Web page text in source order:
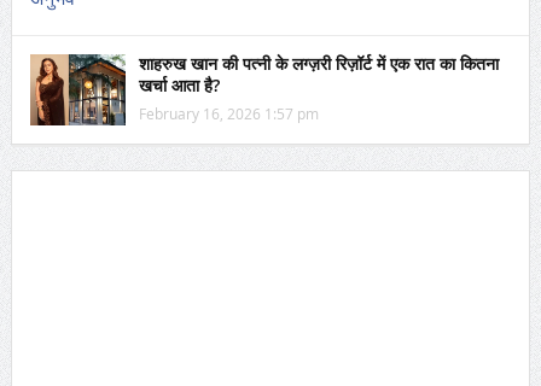
शाहरुख खान की पत्नी के लग्ज़री रिज़ॉर्ट में एक रात का कितना
खर्चा आता है?
February 16, 2026 1:57 pm